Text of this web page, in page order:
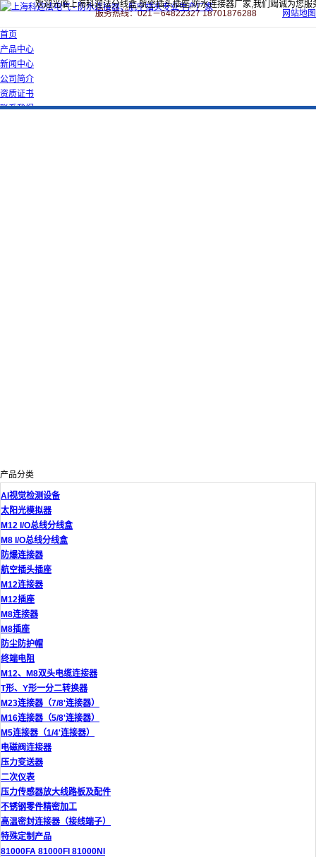
欢迎光临上海科迎法分线盒,航空插头插座,防水连接器厂家,我们竭诚为您服
服务热线：021－64822327 18701876288
网站地图
首页
产品中心
新闻中心
公司简介
资质证书
联系我们
产品分类
AI视觉检测设备
太阳光模拟器
M12 I/O总线分线盒
M8 I/O总线分线盒
防爆连接器
航空插头插座
M12连接器
M12插座
M8连接器
M8插座
防尘防护帽
终端电阻
M12、M8双头电缆连接器
T形、Y形一分二转换器
M23连接器（7/8'连接器）
M16连接器（5/8'连接器）
M5连接器（1/4'连接器）
电磁阀连接器
压力变送器
二次仪表
压力传感器放大线路板及配件
不锈钢零件精密加工
高温密封连接器（接线端子）
特殊定制产品
81000FA 81000FI 81000NI